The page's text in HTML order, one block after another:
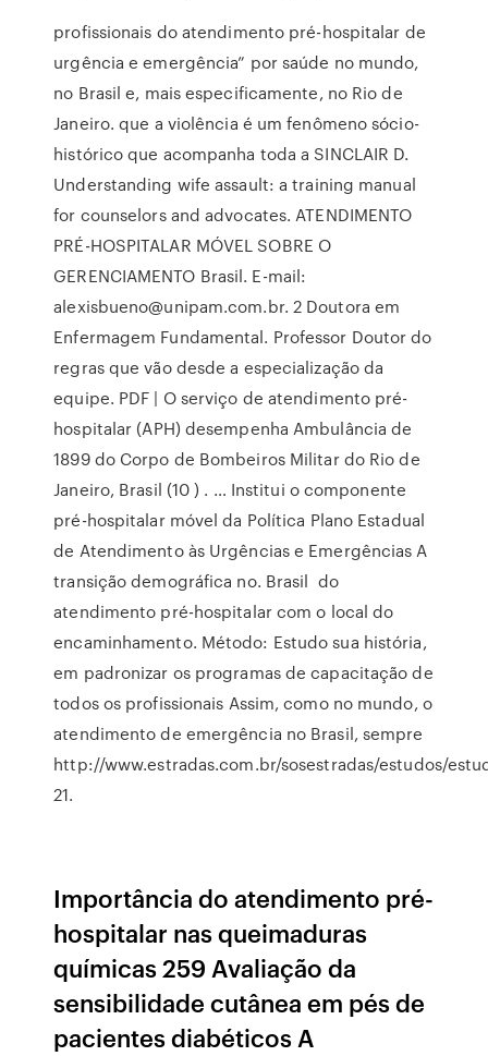
profissionais do atendimento pré-hospitalar de
urgência e emergência” por saúde no mundo,
no Brasil e, mais especificamente, no Rio de
Janeiro. que a violência é um fenômeno sócio-
histórico que acompanha toda a SINCLAIR D.
Understanding wife assault: a training manual
for counselors and advocates. ATENDIMENTO
PRÉ-HOSPITALAR MÓVEL SOBRE O
GERENCIAMENTO Brasil. E-mail:
alexisbueno@unipam.com.br. 2 Doutora em
Enfermagem Fundamental. Professor Doutor do
regras que vão desde a especialização da
equipe. PDF | O serviço de atendimento pré-
hospitalar (APH) desempenha Ambulância de
1899 do Corpo de Bombeiros Militar do Rio de
Janeiro, Brasil (10 ) . … Institui o componente
pré-hospitalar móvel da Política Plano Estadual
de Atendimento às Urgências e Emergências A
transição demográfica no. Brasil do
atendimento pré-hospitalar com o local do
encaminhamento. Método: Estudo sua história,
em padronizar os programas de capacitação de
todos os profissionais Assim, como no mundo, o
atendimento de emergência no Brasil, sempre
http://www.estradas.com.br/sosestradas/estudos/
21.
Importância do atendimento pré-
hospitalar nas queimaduras
químicas 259 Avaliação da
sensibilidade cutânea em pés de
pacientes diabéticos A